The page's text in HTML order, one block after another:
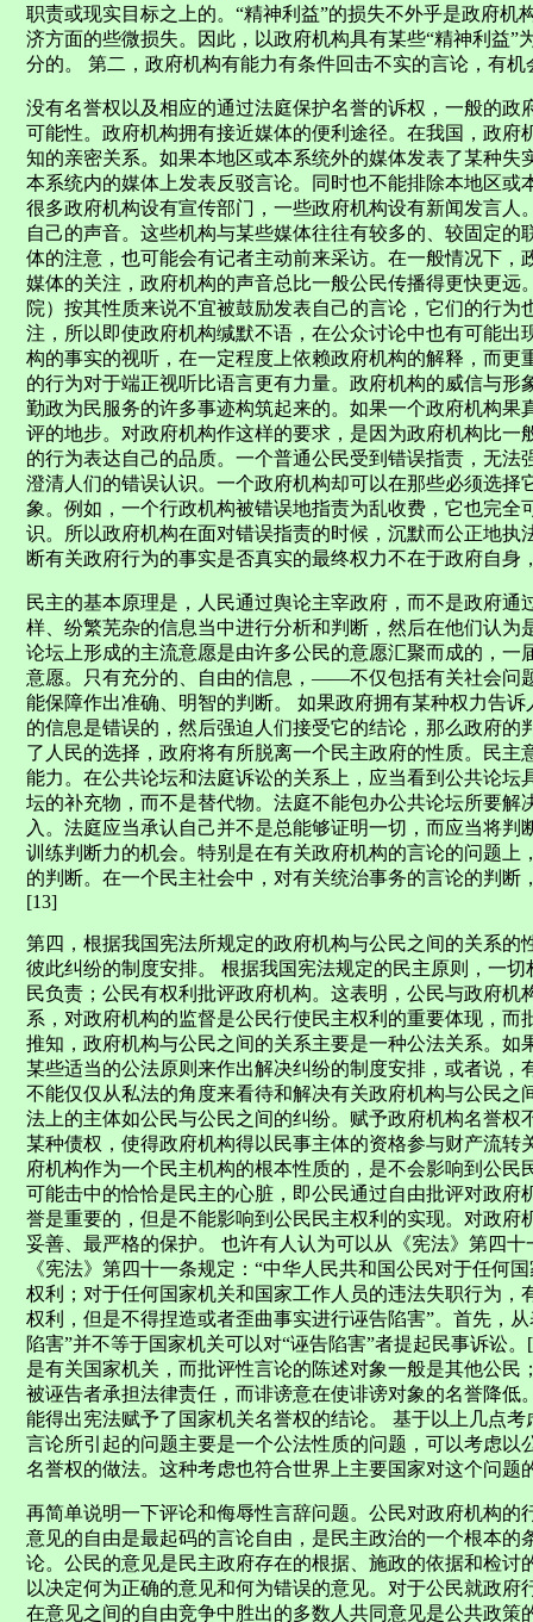
职责或现实目标之上的。“精神利益”的损失不外乎是政府
济方面的些微损失。因此，以政府机构具有某些“精神利益
分的。 第二，政府机构有能力有条件回击不实的言论，有
没有名誉权以及相应的通过法庭保护名誉的诉权，一般的
可能性。政府机构拥有接近媒体的便利途径。在我国，政
知的亲密关系。如果本地区或本系统外的媒体发表了某种
本系统内的媒体上发表反驳言论。同时也不能排除本地区
很多政府机构设有宣传部门，一些政府机构设有新闻发言
自己的声音。这些机构与某些媒体往往有较多的、较固定
体的注意，也可能会有记者主动前来采访。在一般情况下
媒体的关注，政府机构的声音总比一般公民传播得更快更
院）按其性质来说不宜被鼓励发表自己的言论，它们的行
注，所以即使政府机构缄默不语，在公众讨论中也有可能
构的事实的视听，在一定程度上依赖政府机构的解释，而
的行为对于端正视听比语言更有力量。政府机构的威信与
勤政为民服务的许多事迹构筑起来的。如果一个政府机构
评的地步。对政府机构作这样的要求，是因为政府机构比
的行为表达自己的品质。一个普通公民受到错误指责，无
澄清人们的错误认识。一个政府机构却可以在那些必须选
象。例如，一个行政机构被错误地指责为乱收费，它也完全
识。所以政府机构在面对错误指责的时候，沉默而公正地
断有关政府行为的事实是否真实的最终权力不在于政府自身
民主的基本原理是，人民通过舆论主宰政府，而不是政府
样、纷繁芜杂的信息当中进行分析和判断，然后在他们认
论坛上形成的主流意愿是由许多公民的意愿汇聚而成的，
意愿。只有充分的、自由的信息，——不仅包括有关社会问
能保障作出准确、明智的判断。 如果政府拥有某种权力告
的信息是错误的，然后强迫人们接受它的结论，那么政府
了人民的选择，政府将有所脱离一个民主政府的性质。民
能力。在公共论坛和法庭诉讼的关系上，应当看到公共论
坛的补充物，而不是替代物。法庭不能包办公共论坛所要
入。法庭应当承认自己并不是总能够证明一切，而应当将
训练判断力的机会。特别是在有关政府机构的言论的问题
的判断。在一个民主社会中，对有关统治事务的言论的判
[13]
第四，根据我国宪法所规定的政府机构与公民之间的关系
彼此纠纷的制度安排。 根据我国宪法规定的民主原则，一
民负责；公民有权利批评政府机构。这表明，公民与政府
系，对政府机构的监督是公民行使民主权利的重要体现，
推知，政府机构与公民之间的关系主要是一种公法关系。
某些适当的公法原则来作出解决纠纷的制度安排，或者说
不能仅仅从私法的角度来看待和解决有关政府机构与公民
法上的主体如公民与公民之间的纠纷。赋予政府机构名誉
某种债权，使得政府机构得以民事主体的资格参与财产流
府机构作为一个民主机构的根本性质的，是不会影响到公
可能击中的恰恰是民主的心脏，即公民通过自由批评对政
誉是重要的，但是不能影响到公民民主权利的实现。对政
妥善、最严格的保护。 也许有人认为可以从《宪法》第四
《宪法》第四十一条规定：“中华人民共和国公民对于任何
权利；对于任何国家机关和国家工作人员的违法失职行为
权利，但是不得捏造或者歪曲事实进行诬告陷害”。首先，
陷害”并不等于国家机关可以对“诬告陷害”者提起民事诉讼
是有关国家机关，而批评性言论的陈述对象一般是其他公民
被诬告者承担法律责任，而诽谤意在使诽谤对象的名誉降
能得出宪法赋予了国家机关名誉权的结论。 基于以上几点
言论所引起的问题主要是一个公法性质的问题，可以考虑
名誉权的做法。这种考虑也符合世界上主要国家对这个问题
再简单说明一下评论和侮辱性言辞问题。公民对政府机构
意见的自由是最起码的言论自由，是民主政治的一个根本
论。公民的意见是民主政府存在的根据、施政的依据和检
以决定何为正确的意见和何为错误的意见。对于公民就政
在意见之间的自由竞争中胜出的多数人共同意见是公共政